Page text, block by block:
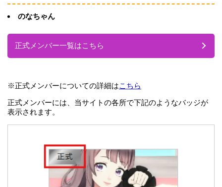
のなちゃん
正式メンバー一覧はこちら
※正式メンバーについての詳細はこちら
正式メンバーには、当サイトの各所で下記のようなバッジが
表示されます。